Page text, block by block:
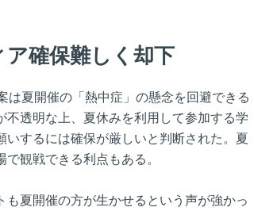
ア確保難しく却下
は夏開催の「熱中症」の懸念を回避できる
透明な上、夏休みを利用して参加する学
するには確保が厳しいと判断された。夏
観戦できる利点もある。
夏開催の方が生かせるという声が強かっ